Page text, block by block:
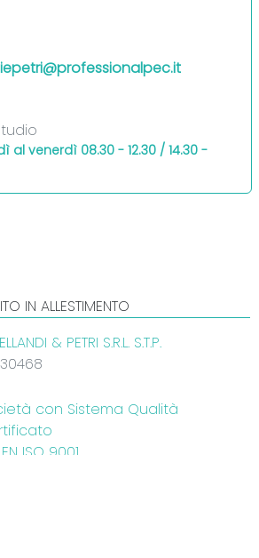
al venerdì 08.30 - 12.30 / 14.30 -
IN ALLESTIMENTO
& PETRI S.R.L. S.T.P.
con Sistema Qualità
ISO 9001